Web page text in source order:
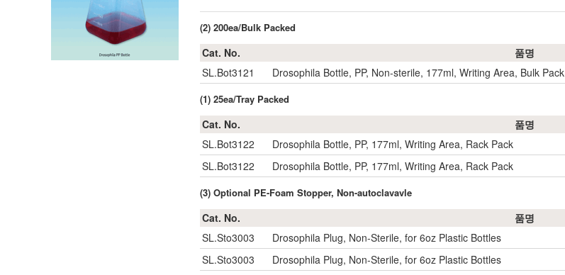
(2) 200ea/Bulk Packed
Cat. No. 품명
SL.Bot3121
Drosophila Bottle, PP, Non-sterile, 177ml, Writing Area, Bulk Pack
(1) 25ea/Tray Packed
Cat. No. 품명
SL.Bot3122
Drosophila Bottle, PP, 177ml, Writing Area, Rack Pack
SL.Bot3122
Drosophila Bottle, PP, 177ml, Writing Area, Rack Pack
(3) Optional PE-Foam Stopper, Non-autoclavavle
Cat. No. 품명
SL.Sto3003
Drosophila Plug, Non-Sterile, for 6oz Plastic Bottles
SL.Sto3003
Drosophila Plug, Non-Sterile, for 6oz Plastic Bottles